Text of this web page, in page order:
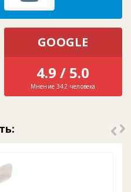
GOOGLE
4.9 / 5.0
Мнение 342 человека